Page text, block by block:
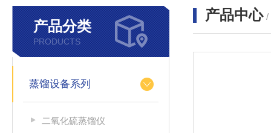
产品分类
PRODUCTS
蒸馏设备系列
二氧化硫蒸馏仪
产品中心 /